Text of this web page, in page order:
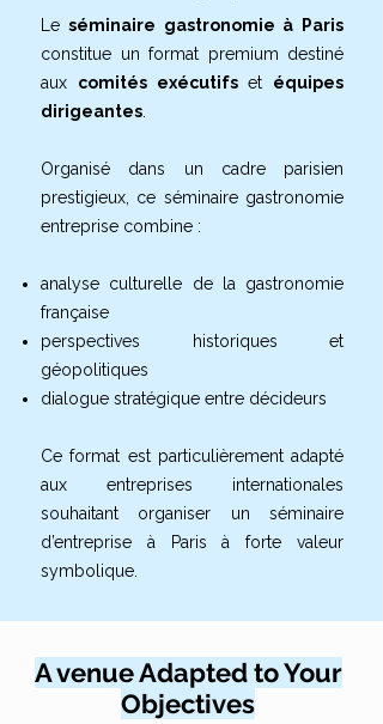
Le séminaire gastronomie à Paris
constitue un format premium destiné
aux comités exécutifset équipes
dirigeantes
Organisé dans un cadre parisien
prestigieux, ce séminaire gastronomie
entreprise combine :
analyse culturelle de la gastronomie
française
perspectives historiques et
géopolitiques
dialogue stratégique entre décideurs
Ce format est particulièrement adapté
aux entreprises internationales
souhaitant organiser un séminaire
d’entreprise à Paris à forte valeur
symbolique.
A venue Adapted to Your
Objectives